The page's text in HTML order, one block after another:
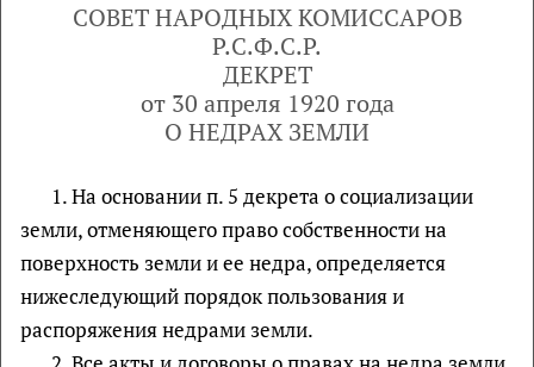
СОВЕТ НАРОДНЫХ КОМИССАРОВ
Р.С.Ф.С.Р.
ДЕКРЕТ
от 30 апреля 1920 года
О НЕДРАХ ЗЕМЛИ
1. На основании п. 5 декрета о социализации
земли, отменяющего право собственности на
поверхность земли и ее недра, определяется
нижеследующий порядок пользования и
распоряжения недрами земли.